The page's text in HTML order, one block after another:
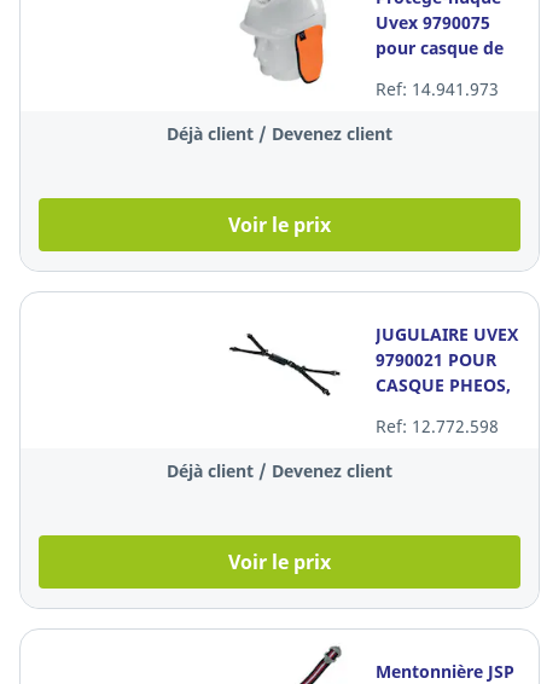
Uvex 9790075
pour casque de
à l'unité
Ref: 14.941.973
Déjà client / Devenez client
Voir le prix
JUGULAIRE UVEX
9790021 POUR
CASQUE PHEOS,
Ref: 12.772.598
Déjà client / Devenez client
Voir le prix
Mentonnière JSP